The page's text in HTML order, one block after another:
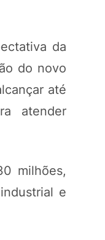
da
do novo
até
atender
milhões,
e